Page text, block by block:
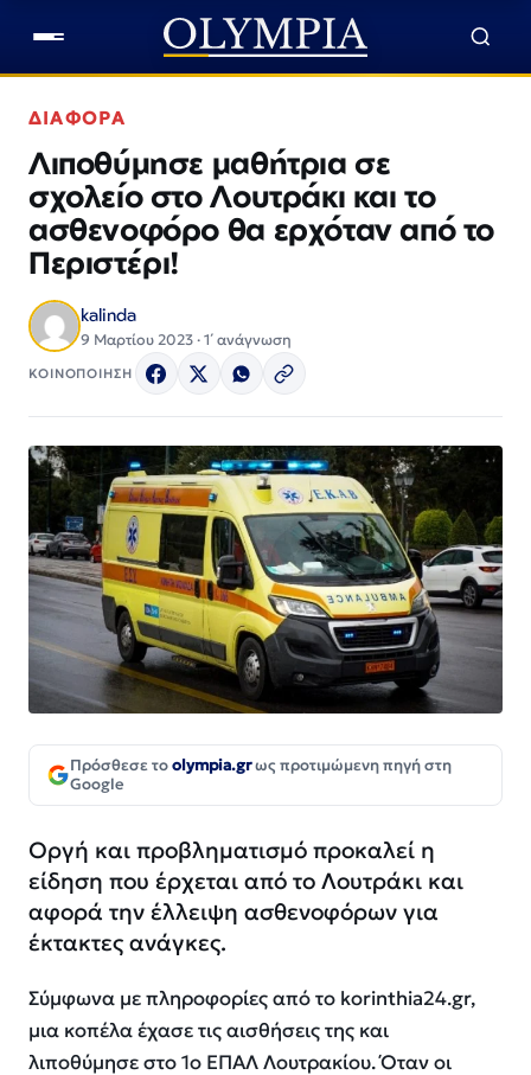
ΔΙΑΦΟΡΑ
Λιποθύμησε μαθήτρια σε
σχολείο στο Λουτράκι και το
ασθενοφόρο θα ερχόταν από το
Περιστέρι!
kalinda
9 Μαρτίου 2023 · 1΄ ανάγνωση
ΚΟΙΝΟΠΟΙΗΣΗ
Πρόσθεσε τοolympia.grως προτιμώμενη πηγή στη
Google
Οργή και προβληματισμό προκαλεί η
είδηση που έρχεται από το Λουτράκι και
αφορά την έλλειψη ασθενοφόρων για
έκτακτες ανάγκες.
Σύμφωνα με πληροφορίες από το korinthia24.gr,
μια κοπέλα έχασε τις αισθήσεις της και
λιποθύμησε στο 1ο ΕΠΑΛ Λουτρακίου. Όταν οι